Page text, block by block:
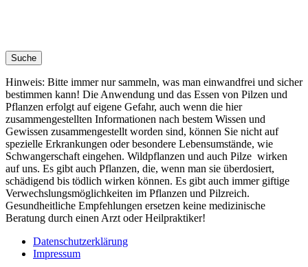
Suche
Hinweis: Bitte immer nur sammeln, was man einwandfrei und sicher
bestimmen kann! Die Anwendung und das Essen von Pilzen und
Pflanzen erfolgt auf eigene Gefahr, auch wenn die hier
zusammengestellten Informationen nach bestem Wissen und
Gewissen zusammengestellt worden sind, können Sie nicht auf
spezielle Erkrankungen oder besondere Lebensumstände, wie
Schwangerschaft eingehen. Wildpflanzen und auch Pilze wirken
auf uns. Es gibt auch Pflanzen, die, wenn man sie überdosiert,
schädigend bis tödlich wirken können. Es gibt auch immer giftige
Verwechslungsmöglichkeiten im Pflanzen und Pilzreich.
Gesundheitliche Empfehlungen ersetzen keine medizinische
Beratung durch einen Arzt oder Heilpraktiker!
Datenschutzerklärung
Impressum